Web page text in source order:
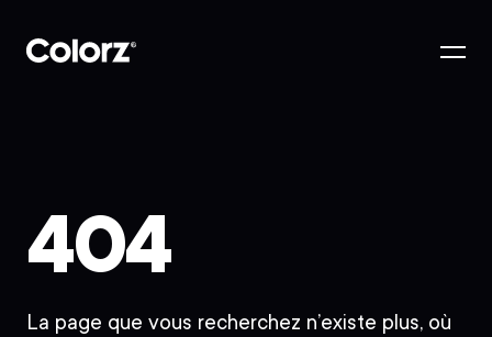
404
La page que vous recherchez n’existe plus, où